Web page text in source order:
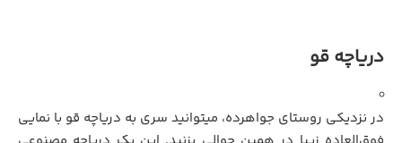
دریاچه قو
در نزدیکی روستای جواهرده، میتوانید سری به دریاچه قو با نمایی